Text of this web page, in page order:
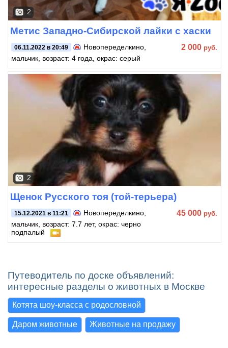
2
Метис Западно-Сибирской лайки с хаски
06.11.2022 в 20:49 Новопеределкино
мальчик, возраст: 4 года, окрас: серый
2 000 руб.
2
Щенок Русского тоя (той-терьера)
15.12.2021 в 11:21 Новопеределкино,
мальчик, возраст: 7.7 лет, окрас: черно
подпалый
45 000 руб.
Путеводитель по доске объявлений:
интересные разделы о животных в Москве
Котята шоу-класса с родословной
Даром животные Животные на продажу